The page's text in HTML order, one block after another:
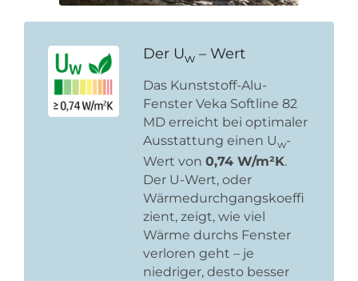
Der Uw – Wert
Das Kunststoff-Alu-
Fenster Veka Softline 82
MD erreicht bei optimaler
Ausstattung einen Uw-
Wert von0,74 W/m²K.
Der U-Wert, oder
Wärmedurchgangskoeffi
zient, zeigt, wie viel
Wärme durchs Fenster
verloren geht – je
niedriger, desto besser